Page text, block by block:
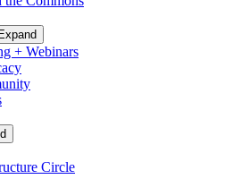
Expand
+ Webinars
Circle